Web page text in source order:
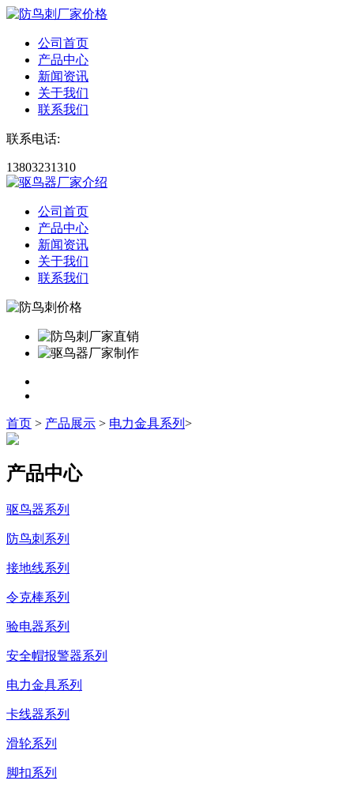
公司首页
产品中心
新闻资讯
关于我们
联系我们
联系电话:
13803231310
公司首页
产品中心
新闻资讯
关于我们
联系我们
首页 > 产品展示 > 电力金具系列 >
产品中心
驱鸟器系列
防鸟刺系列
接地线系列
令克棒系列
验电器系列
安全帽报警器系列
电力金具系列
卡线器系列
滑轮系列
脚扣系列